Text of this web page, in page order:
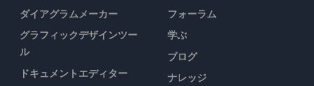
ダイアグラムメーカー
グラフィックデザインツー
ル
ドキュメントエディター
フォーラム
学ぶ
ブログ
ナレッジ